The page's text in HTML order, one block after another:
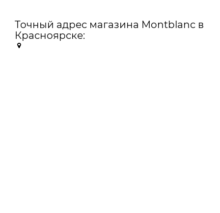
Точный адрес магазина Montblanc в
Красноярске: